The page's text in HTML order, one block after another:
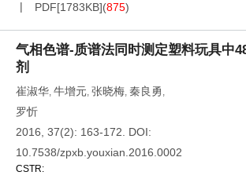
PDF[1783KB](875)
气相色谱-质谱法同时测定塑料玩具中
剂
崔淑华, 牛增元, 张晓梅, 秦良勇,
罗忻
2016, 37(2): 163-172.
DOI:
10.7538/zpxb.youxian.2016.0002
CSTR: